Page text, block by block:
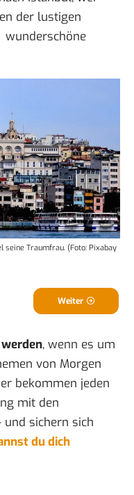
der lustigen
wunderschöne
seine Traumfrau. (Foto: Pixabay
Weiter
, wenn es um
von Morgen
bekommen jeden
mit den
und sichern sich
du dich